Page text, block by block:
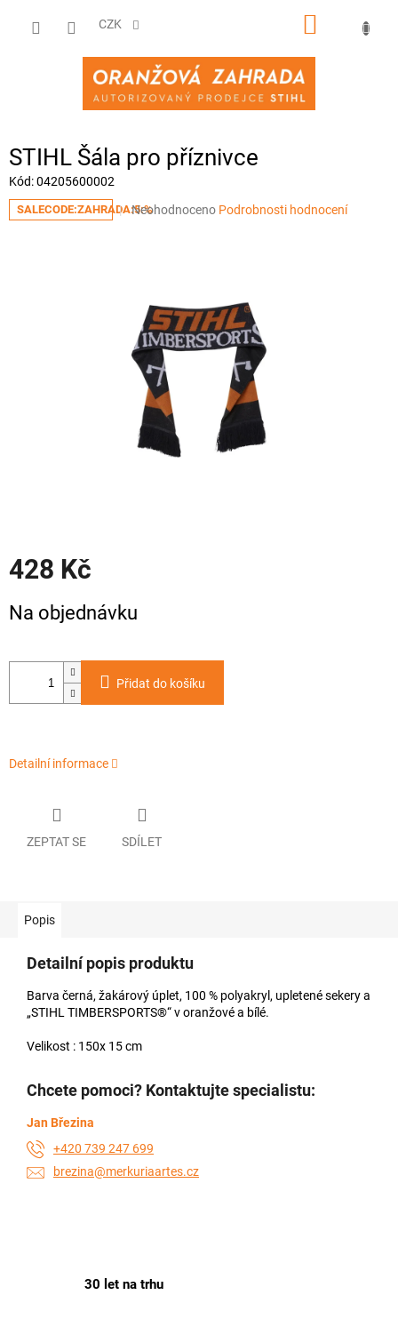
CZK
NÁKUPNÍ
STIHL Šála pro příznivce
Kód:04205600002
SALECODE:ZAHRADA:5:%Průměrné
hvězdiček.
Neohodnoceno Podrobnosti hodnocení
428 Kč
cena:
Na objednávku
Přidat do košíku
Detailní informace
ZEPTAT SE SDÍLET
30 let na trhu
Popis
Detailní popis produktu
Barva černá, žakárový úplet, 100 % polyakryl, upletené sekery a
„STIHL TIMBERSPORTS®“ v oranžové a bílé.
Velikost : 150x 15 cm
Chcete pomoci? Kontaktujte specialistu:
Jan Březina
+420 739 247 699
brezina@merkuriaartes.cz